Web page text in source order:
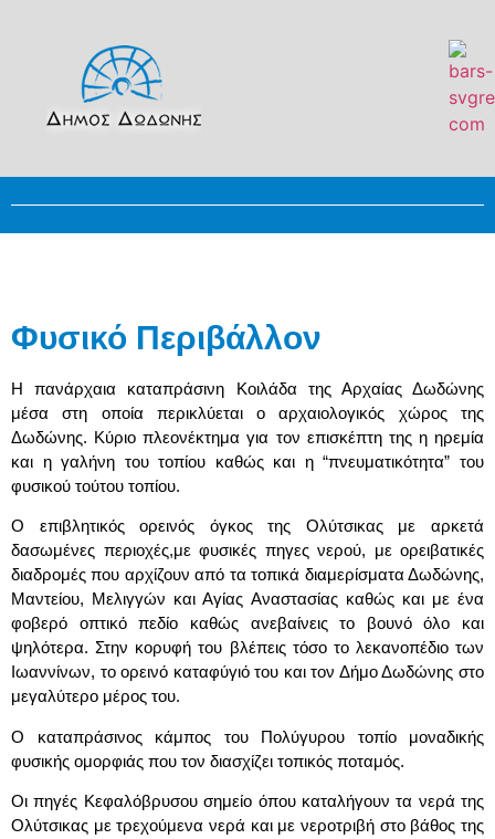
Φυσικό Περιβάλλον
H πανάρχαια καταπράσινη Κοιλάδα της Αρχαίας Δωδώνης
μέσα στη οποία περικλύεται ο αρχαιολογικός χώρος της
Δωδώνης. Κύριο πλεονέκτημα για τον επισκέπτη της η ηρεμία
και η γαλήνη του τοπίου καθώς και η “πνευματικότητα” του
φυσικού τούτου τοπίου.
Ο επιβλητικός ορεινός όγκος της Ολύτσικας με αρκετά
δασωμένες περιοχές,με φυσικές πηγες νερού, με ορειβατικές
διαδρομές που αρχίζουν από τα τοπικά διαμερίσματα Δωδώνης,
Μαντείου, Μελιγγών και Αγίας Αναστασίας καθώς και με ένα
φοβερό οπτικό πεδίο καθώς ανεβαίνεις το βουνό όλο και
ψηλότερα. Στην κορυφή του βλέπεις τόσο το λεκανοπέδιο των
Ιωαννίνων, το ορεινό καταφύγιό του και τον Δήμο Δωδώνης στο
μεγαλύτερο μέρος του.
Ο καταπράσινος κάμπος του Πολύγυρου τοπίο μοναδικής
φυσικής ομορφιάς που τον διασχίζει τοπικός ποταμός.
Οι πηγές Κεφαλόβρυσου σημείο όπου καταλήγουν τα νερά της
Ολύτσικας με τρεχούμενα νερά και με νεροτριβή στο βάθος της